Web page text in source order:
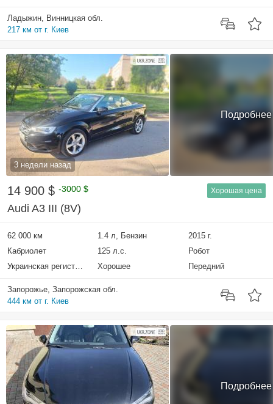
Ладыжин, Винницкая обл.
217 км от г. Киев
3 недели назад
Подробнее
14 900 $ -3000 $ Хорошая цена
Audi A3 III (8V)
62 000 км 1.4 л, Бензин
2015 г.
Кабриолет
125 л.с.
Робот
Украинская регистрация
Хорошее Передний
Запорожье, Запорожская обл.
444 км от г. Киев
Подробнее